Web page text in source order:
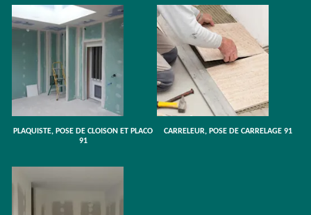
PLAQUISTE, POSE DE CLOISON ET PLACO
91
CARRELEUR, POSE DE CARRELAGE 91